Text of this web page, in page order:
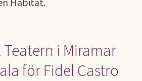
Teatern i Miramar
för Fidel Castro